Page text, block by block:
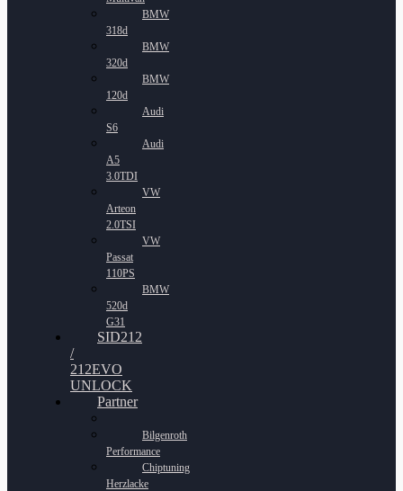
BMW
318d
BMW
320d
BMW
120d
Audi
S6
Audi
A5
3.0TDI
VW
Arteon
2.0TSI
VW
Passat
110PS
BMW
520d
G31
SID212
/
212EVO
UNLOCK
Partner
Bilgenroth
Performance
Chiptuning
Herzlacke